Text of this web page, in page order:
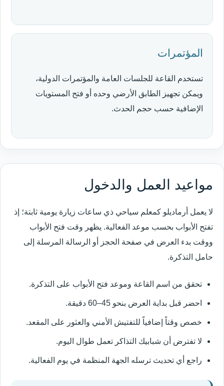
المؤتمرات
تستخدم القاعة للجلسات العامة والمؤتمرات الدولية،
ويمكن تجهيز الطابق الأرضي وحده أو فتح المستويات
الإضافية حسب حجم الحدث.
مواعيد العمل والدخول
لا يعمل أرماديلو كمعلم سياحي ذي ساعات زيارة يومية ثابتة؛ إذ
تفتح الأبواب بحسب موعد الفعالية. يظهر وقت فتح الأبواب
ووقت بدء العرض في صفحة الحجز أو الرسالة المرسلة إلى
حامل التذكرة.
تحقق من اسم القاعة وموعد فتح الأبواب على التذكرة.
احضر قبل بداية العرض بنحو 45–60 دقيقة.
خصص وقتاً إضافياً للتفتيش الأمني والعثور على المقعد.
لا تفترض أن شبابيك التذاكر تعمل طوال اليوم.
راجع أي تحديث ترسله الجهة المنظمة في يوم الفعالية.